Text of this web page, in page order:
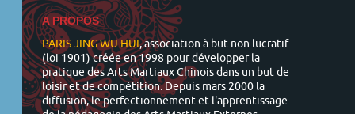
A PROPOS
PARIS JING WU HUI, association à but non lucratif
(loi 1901) créée en 1998 pour développer la
pratique des Arts Martiaux Chinois dans un but de
loisir et de compétition. Depuis mars 2000 la
diffusion, le perfectionnement et l'apprentissage